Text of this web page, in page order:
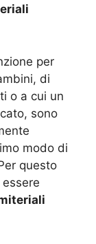
per
di
o a cui un
sono
modo di
questo